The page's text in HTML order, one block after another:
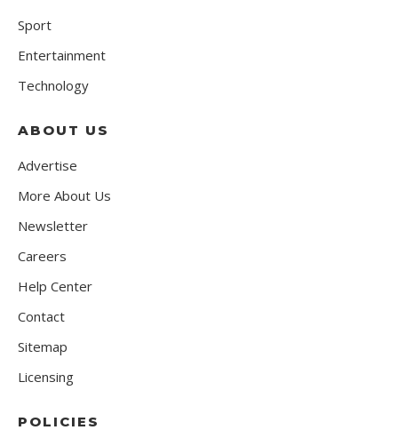
Sport
Entertainment
Technology
ABOUT US
Advertise
More About Us
Newsletter
Careers
Help Center
Contact
Sitemap
Licensing
POLICIES